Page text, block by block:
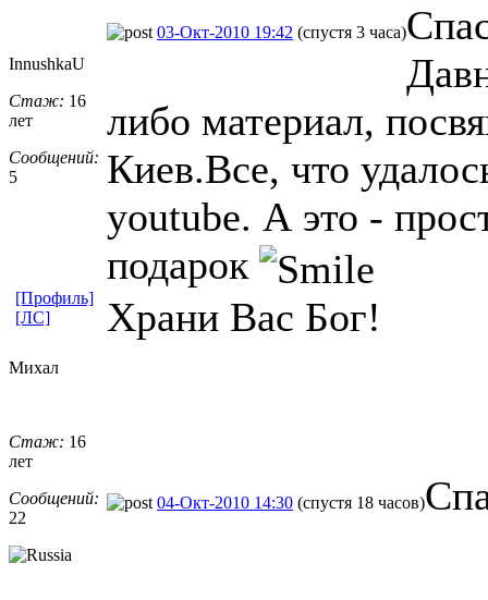
InnushkaU
Стаж: 16
лет
Сообщений:
5
03-Окт-2010 19:42 (спустя 3 часа)
либо материал,
Киев.Все, что
youtube. А это -
подарок
Храни Вас Бог!
[Профиль]
[ЛС]
Михал
Стаж: 16
лет
Сообщений:
22
04-Окт-2010 14:30 (спустя 18 часов)